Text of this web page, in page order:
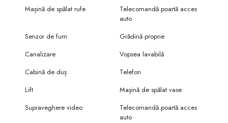
Mașină de spălat rufe
Telecomandă poartă acces
auto
Senzor de fum
Grădină proprie
Canalizare
Vopsea lavabilă
Cabină de duș
Telefon
Lift
Mașină de spălat vase
Supraveghere video
Telecomandă poartă acces
auto